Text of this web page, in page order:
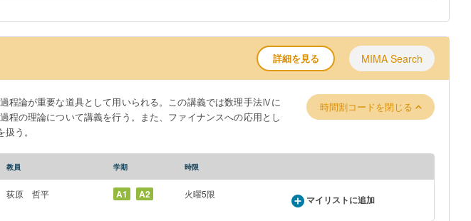
詳細を見る MIMA Search
程論が重要な道具として用いられる。この講義では数理手法Ⅳに
の理論について講義を行う。また、ファイナンスへの応用とし
う。
時間割コードを閉じる
教員 学期 時限
荻原 哲平 A1 A2 火曜5限 マイリストに追加